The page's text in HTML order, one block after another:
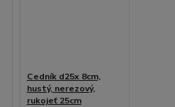
Cedník d25x 8cm,
hustý, nerezový,
rukojeť 25cm